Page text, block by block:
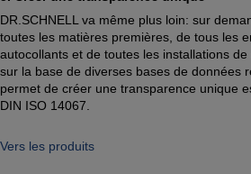
DR.SCHNELL va même plus loin: sur
toutes les matières premières, de tous les
autocollants et de toutes les installations
sur la base de diverses bases de données
permet de créer une transparence unique
DIN ISO 14067.
Vers les produits